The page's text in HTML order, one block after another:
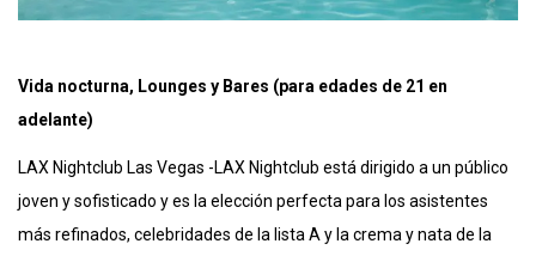
Vida nocturna, Lounges y Bares (para edades de 21 en
adelante)
LAX Nightclub Las Vegas -LAX Nightclub está dirigido a un público
joven y sofisticado y es la elección perfecta para los asistentes
más refinados, celebridades de la lista A y la crema y nata de la